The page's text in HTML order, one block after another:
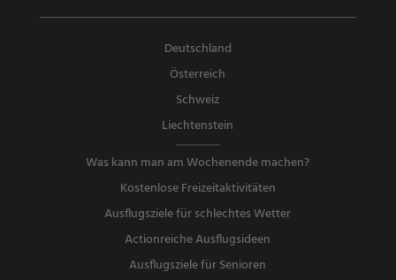
Deutschland
Österreich
Schweiz
Liechtenstein
Was kann man am Wochenende machen?
Kostenlose Freizeitaktivitäten
Ausflugsziele für schlechtes Wetter
Actionreiche Ausflugsideen
Ausflugsziele für Senioren